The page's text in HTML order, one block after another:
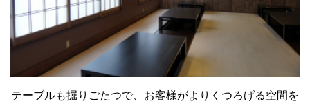
テーブルも掘りごたつで、お客様がよりくつろげる空間を